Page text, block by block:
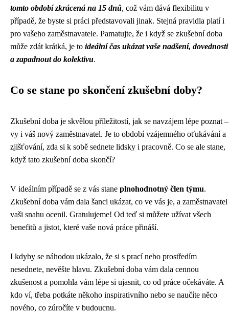
tomto období zkrácená na 15 dnů, což vám dává flexibilitu v
případě, že byste si práci představovali jinak. Stejná pravidla platí i
pro vašeho zaměstnavatele. Pamatujte, že i když se zkušební doba
může zdát krátká, je to ideální čas ukázat vaše nadšení, dovednosti
a zapadnout do kolektivu.
Co se stane po skončení zkušební doby?
Zkušební doba je skvělou příležitostí, jak se navzájem lépe poznat –
vy i váš nový zaměstnavatel. Je to období vzájemného oťukávání a
zjišťování, zda si k sobě sednete lidsky i pracovně. Co se ale stane,
když tato zkušební doba skončí?
V ideálním případě se z vás stane plnohodnotný člen týmu.
Zkušební doba vám dala šanci ukázat, co ve vás je, a zaměstnavatel
vaši snahu ocenil. Gratulujeme! Od teď si můžete užívat všech
benefitů a jistot, které vaše nová práce přináší.
I kdyby se náhodou ukázalo, že si s prací nebo prostředím
nesednete, nevěšte hlavu. Zkušební doba vám dala cennou
zkušenost a pomohla vám lépe si ujasnit, co od práce očekáváte. A
kdo ví, třeba potkáte někoho inspirativního nebo se naučíte něco
nového, co zúročíte v budoucnu.